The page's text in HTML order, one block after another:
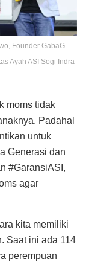
Founder GabaG
Ayah ASI Sogi Indra
moms tidak
Padahal
untuk
Generasi dan
#GaransiASI,
agar
kita memiliki
Saat ini ada 114
perempuan